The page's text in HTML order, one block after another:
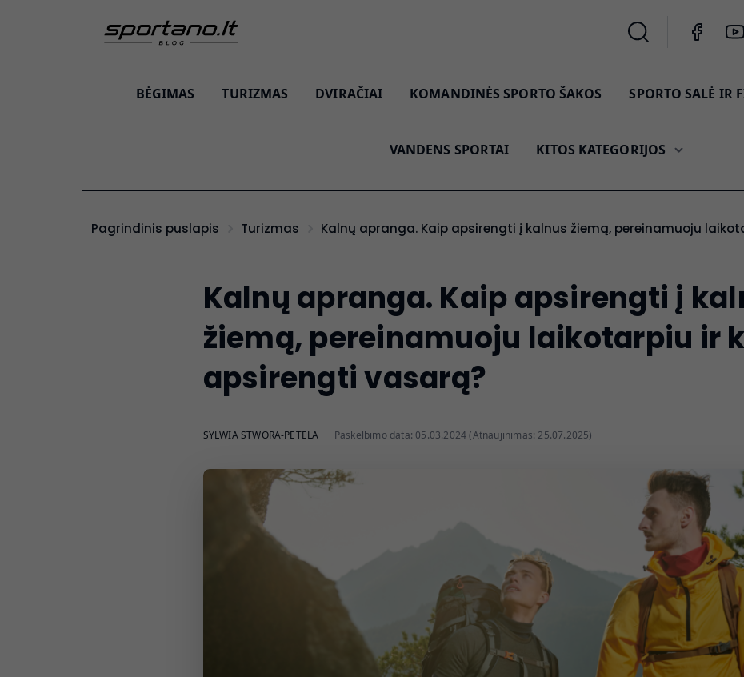
BĖGIMAS TURIZMAS DVIRAČIAI KOMANDINĖS SPORTO ŠAKOS SPORTO SALĖ IR
VANDENS SPORTAI KITOS KATEGORIJOS
Pagrindinis puslapis Turizmas Kalnų apranga. Kaip apsirengti į kalnus žiemą, pereinamuoju
Kalnų apranga. Kaip apsirengti į
žiemą, pereinamuoju laikotarpiu ir
apsirengti vasarą?
SYLWIA STWORA-PETELA Paskelbimo data: 05.03.2024 (Atnaujinimas: 25.07.2025)